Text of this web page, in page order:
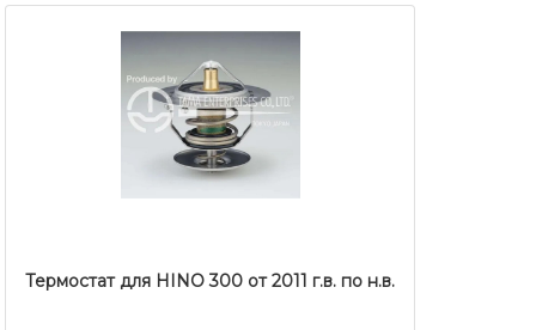
Термостат для HINO 300 от 2011 г.в. по н.в.